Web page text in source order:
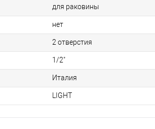
для раковины
нет
2 отверстия
1/2"
Италия
LIGHT